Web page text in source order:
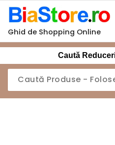
Sari
conținut
Ghid de Shopping Online
Caută